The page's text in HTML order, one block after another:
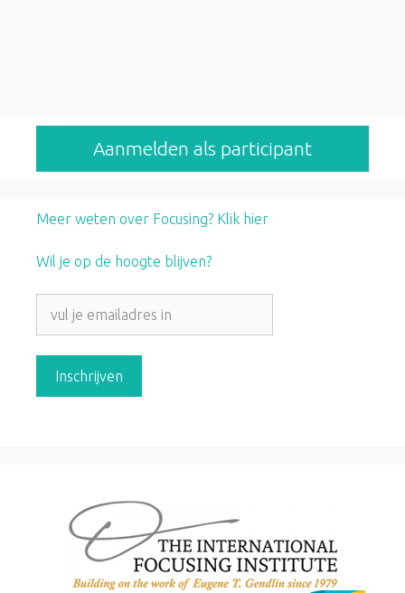
Aanmelden als participant
Meer weten over Focusing? Klik hier
Wil je op de hoogte blijven?